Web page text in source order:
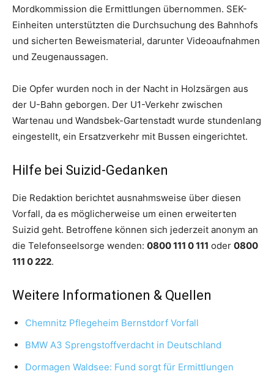
Mordkommission die Ermittlungen übernommen. SEK-
Einheiten unterstützten die Durchsuchung des Bahnhofs
und sicherten Beweismaterial, darunter Videoaufnahmen
und Zeugenaussagen.
Die Opfer wurden noch in der Nacht in Holzsärgen aus
der U-Bahn geborgen. Der U1-Verkehr zwischen
Wartenau und Wandsbek-Gartenstadt wurde stundenlang
eingestellt, ein Ersatzverkehr mit Bussen eingerichtet.
Hilfe bei Suizid-Gedanken
Die Redaktion berichtet ausnahmsweise über diesen
Vorfall, da es möglicherweise um einen erweiterten
Suizid geht. Betroffene können sich jederzeit anonym an
die Telefonseelsorge wenden: 0800 111 0 111 oder 0800
111 0 222.
Weitere Informationen & Quellen
Chemnitz Pflegeheim Bernstdorf Vorfall
BMW A3 Sprengstoffverdacht in Deutschland
Dormagen Waldsee: Fund sorgt für Ermittlungen